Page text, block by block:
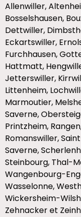
Allenwiller,
Bosselshausen,
Dettwiller,
Eckartswiller,
Furchhausen,
Hattmatt,
Jetterswiller,
Littenheim,
Marmoutier,
Saverne,
Printzheim,
Romanswiller,
Saverne,
Steinbourg, Thal-
Wangenbourg-
Wasselonne,
Wickersheim-
Zehnacker et